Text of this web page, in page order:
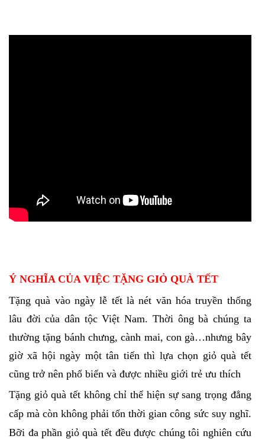
Ý NGHĨA CỦA VIỆC TẶNG GIỎ QUÀ TẾT
Tặng quà vào ngày lễ tết là nét văn hóa truyền thống
lâu đời của dân tộc Việt Nam. Thời ông bà chúng ta
thường tặng bánh chưng, cành mai, con gà…nhưng bây
giờ xã hội ngày một tân tiến thì lựa chọn giỏ quà tết
cũng trở nên phổ biến và được nhiều giới trẻ ưu thích
Tặng giỏ quà tết không chỉ thể hiện sự sang trọng đẳng
cấp mà còn không phải tốn thời gian công sức suy nghĩ.
Bỡi đa phần giỏ quà tết đều được chúng tôi nghiên cứu